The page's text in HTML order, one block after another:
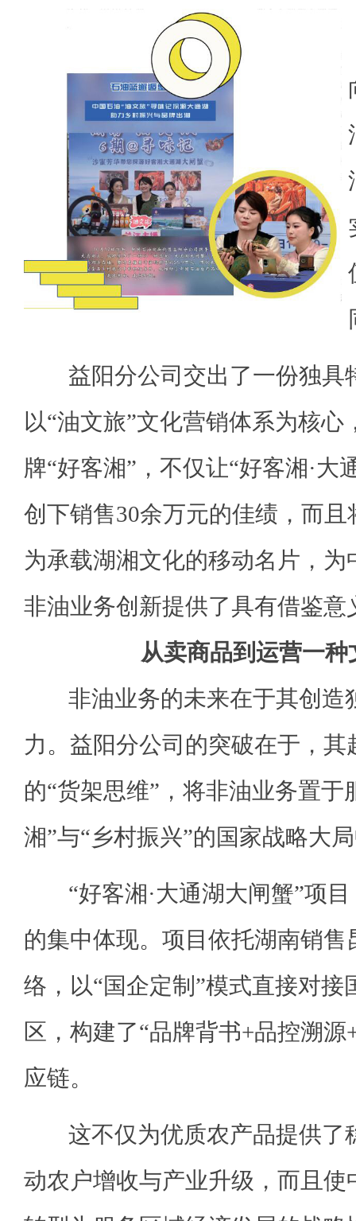
益阳分公司交出了一份独具
以“油文旅”文化营销体系为核
牌“好客湘”，不仅让“好客湘·大
创下销售30余万元的佳绩，而
为承载湖湘文化的移动名片，
非油业务创新提供了具有借鉴意
从卖商品到运营一种
非油业务的未来在于其创造
力。益阳分公司的突破在于，其
的“货架思维”，将非油业务置于
湘”与“乡村振兴”的国家战略大
“好客湘·大通湖大闸蟹”项目
的集中体现。项目依托湖南销售
络，以“国企定制”模式直接对接
区，构建了“品牌背书+品控溯
应链。
这不仅为优质农产品提供了
动农户增收与产业升级，而且使